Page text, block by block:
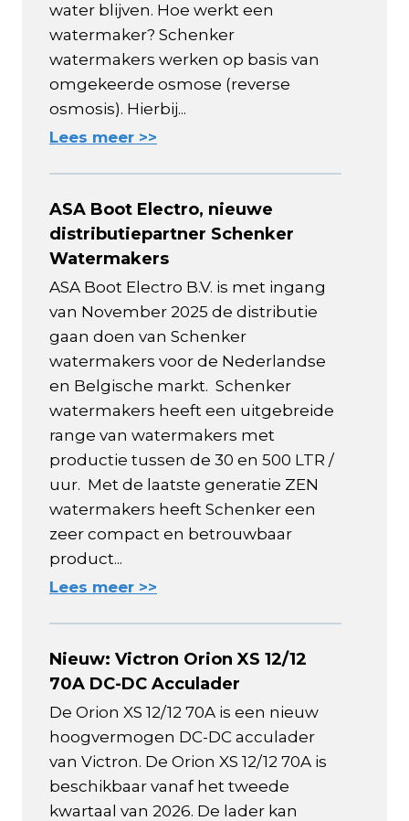
water blijven. Hoe werkt een
watermaker? Schenker
watermakers werken op basis van
omgekeerde osmose (reverse
osmosis). Hierbij...
Lees meer >>
ASA Boot Electro, nieuwe
distributiepartner Schenker
Watermakers
ASA Boot Electro B.V. is met ingang
van November 2025 de distributie
gaan doen van Schenker
watermakers voor de Nederlandse
en Belgische markt. Schenker
watermakers heeft een uitgebreide
range van watermakers met
productie tussen de 30 en 500 LTR /
uur. Met de laatste generatie ZEN
watermakers heeft Schenker een
zeer compact en betrouwbaar
product...
Lees meer >>
Nieuw: Victron Orion XS 12/12
70A DC-DC Acculader
De Orion XS 12/12 70A is een nieuw
hoogvermogen DC-DC acculader
van Victron. De Orion XS 12/12 70A is
beschikbaar vanaf het tweede
kwartaal van 2026. De lader kan